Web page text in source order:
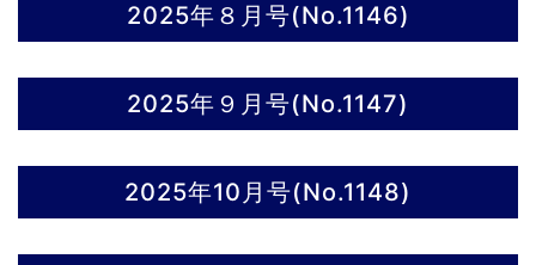
2025年８月号(No.1146)
2025年９月号(No.1147)
2025年10月号(No.1148)